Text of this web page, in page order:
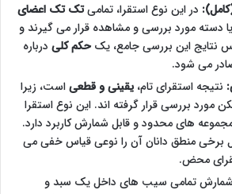
در این نوع استقرا، تمامیتک تک اعضای
دسته مورد بررسی و مشاهده قرار می گیرند و
نتایج این بررسی جامع، یک حکم کلی درباره
می شود.
نتیجه استقرای تام، یقینی و قطعیاست، زیرا
مورد بررسی قرار گرفته اند. این نوع استقرا
های محدود و قابل شمارش کاربرد دارد.
برخی منطق دانان آن را نوعی قیاس خفی می
محض.
تمامی سیب های داخل یک سبد و